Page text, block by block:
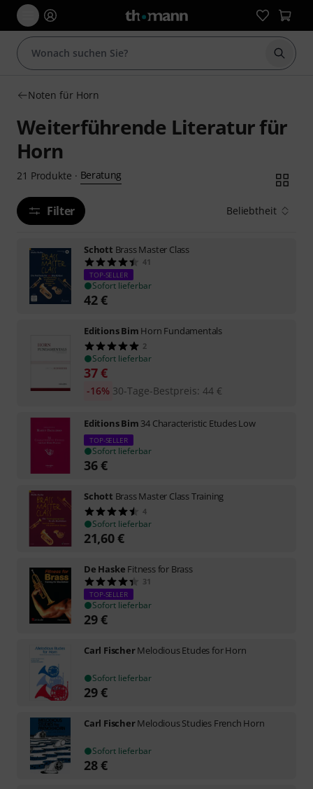
Suche
Noten für Horn
Weiterführende Literatur für
Horn
21 Produkte · Beratung
Filter Beliebtheit
Schott Brass Master Class
41
TOP-SELLER
Sofort lieferbar
42€
Editions Bim Horn Fundamentals
2
Sofort lieferbar
37€
30-Tage-Bestpreis: 44 €
-16%
Editions Bim 34 Characteristic Etudes Low
TOP-SELLER
Sofort lieferbar
36€
Schott Brass Master Class Training
4
Sofort lieferbar
21,60€
De Haske Fitness for Brass
31
TOP-SELLER
Sofort lieferbar
29€
Carl FischerMelodious Etudes for Horn
Sofort lieferbar
29€
Carl FischerMelodious Studies French Horn
Sofort lieferbar
28€